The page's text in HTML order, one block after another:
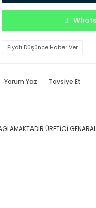
Fiyatı Düşünce Haber Ver
Yorum Yaz Tavsiye Et